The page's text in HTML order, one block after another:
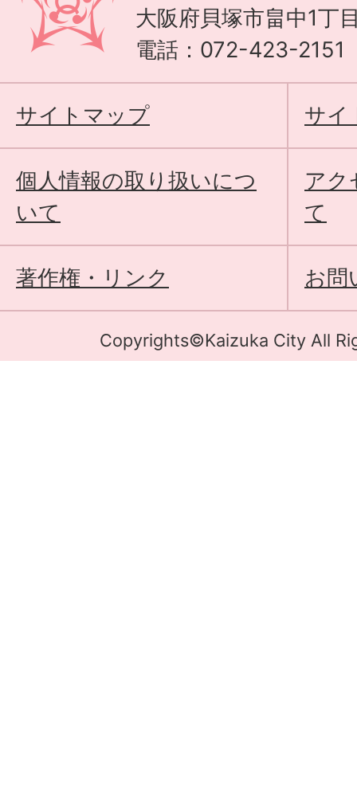
大阪府貝塚市畠中1丁
電話：072-423-2151
サイトマップ サイ
個人情報の取り扱いにつ
いて
アク
て
著作権・リンク お問
Copyrights©Kaizuka City All